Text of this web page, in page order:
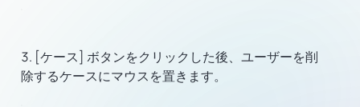
[ケース] ボタンをクリックした後、ユーザーを削
除するケースにマウスを置きます。